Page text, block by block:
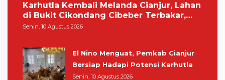
Karhutla Kembali Melanda Cianjur, Lahan
di Bukit Cikondang Cibeber Terbakar,
Warga: Sudah Biasa
Senin, 10 Agustus 2026
El Nino Menguat, Pemkab Cianjur
Bersiap Hadapi Potensi Karhutla
Senin, 10 Agustus 2026